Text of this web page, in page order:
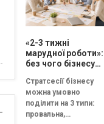
«2-3 тижні
марудної роботи»:
без чого бізнесу
проводити
стратегічну сесію
Стратсесії бізнесу
можна умовно
поділити на 3 типи:
провальна,